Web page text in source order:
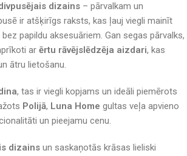
dizains – pārvalkam un
ir atšķirīgs raksts, kas ļauj viegli mainīt
papildu aksesuāriem. Gan segas pārvalks,
ar ērtu rāvējslēdzēja aizdari, kas
ātru lietošanu.
, tas ir viegli kopjams un ideāli piemērots
Polijā, Luna Home gultas veļa apvieno
un pieejamu cenu.
dizains un saskaņotās krāsas lieliski